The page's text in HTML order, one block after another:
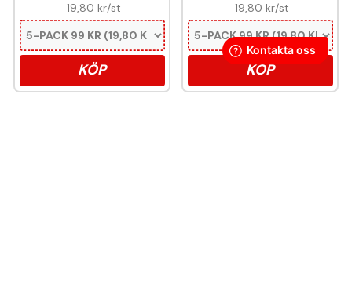
19,80 kr/st
KÖP
19,80 kr/st
KÖP